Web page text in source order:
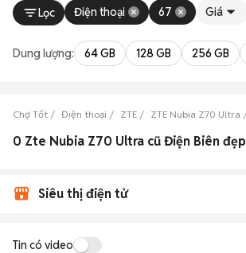
Lọc Điện thoại 67 Giá
Dung lượng: 64 GB 128 GB 256 GB
Chợ Tốt Điện thoại ZTE ZTE Nubia Z70 Ultra
0 Zte Nubia Z70 Ultra cũ Điện Biên đẹp
Siêu thị điện tử
Tin có video